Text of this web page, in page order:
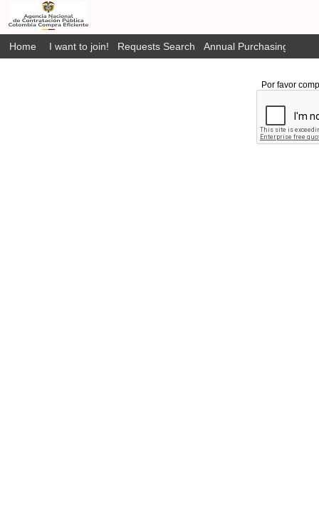
Home I want to join! Requests Search Annual Purchasing Plan
Por favor